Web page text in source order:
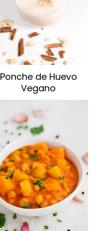
Ponche de Huevo
Vegano